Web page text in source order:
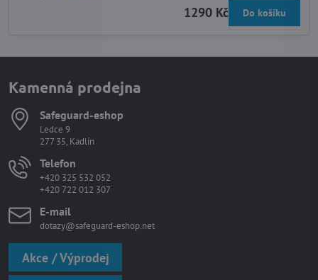
1290 Kč Do košíku
Kamenná prodejna
Safeguard-eshop
Ledce 9
277 35, Kadlín
Telefon
+420 325 532 052
+420 722 012 307
E-mail
dotazy@safeguard-eshop.net
Akce / Výprodej